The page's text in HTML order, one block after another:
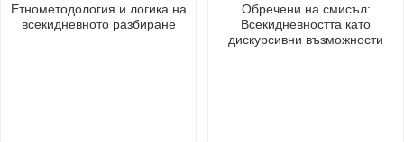
Етнометодология и логика на
всекидневното разбиране
Обречени на смисъл:
Всекидневността като
дискурсивни възможности